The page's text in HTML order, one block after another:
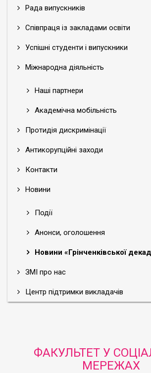
Рада випускників
Співпраця із закладами освіти
Успішні студенти і випускники
Міжнародна діяльність
Наші партнери
Академічна мобільність
Протидія дискримінації
Антикорупційні заходи
Контакти
Новини
Події
Анонси, оголошення
Новини «Грінченківської
ЗМІ про нас
Центр підтримки викладачів
ФАКУЛЬТЕТ У
МЕРЕЖАХ